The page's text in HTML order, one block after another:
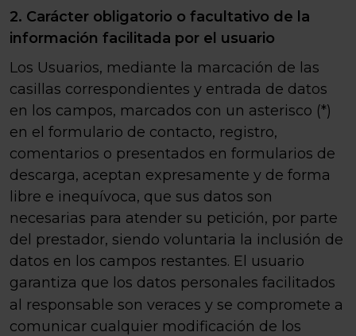
2. Carácter obligatorio o facultativo de la
información facilitada por el usuario
Los Usuarios, mediante la marcación de las
casillas correspondientes y entrada de datos
en los campos, marcados con un asterisco (*)
en el formulario de contacto, registro,
comentarios o presentados en formularios de
descarga, aceptan expresamente y de forma
libre e inequívoca, que sus datos son
necesarias para atender su petición, por parte
del prestador, siendo voluntaria la inclusión de
datos en los campos restantes. El usuario
garantiza que los datos personales facilitados
al responsable son veraces y se compromete a
comunicar cualquier modificación de los